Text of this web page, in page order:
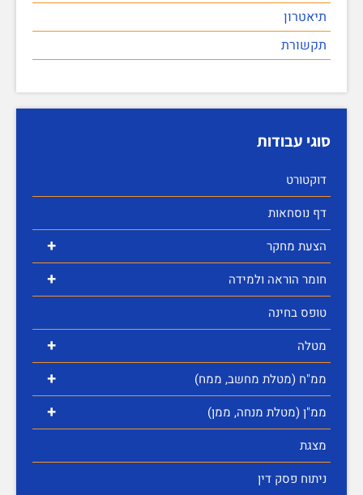
תיאטרון
תקשורת
סוגי עבודות
דוקטורט
דף נוסחאות
+ הצעת מחקר
+
חומר הוראה ולמידה
טופס בחינה
+ מטלה
+ ממ"ח (מטלת מחשב, ממח)
+
ממ"ן (מטלת מנחה, ממן)
מצגת
ניתוח פסק דין